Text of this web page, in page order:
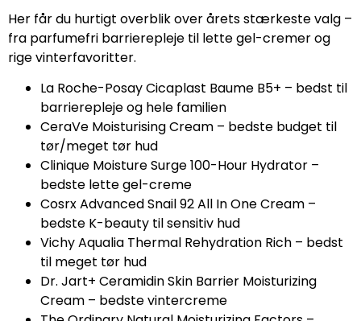
Her får du hurtigt overblik over årets stærkeste valg –
fra parfumefri barrierepleje til lette gel-cremer og
rige vinterfavoritter.
La Roche-Posay Cicaplast Baume B5+ – bedst til
barrierepleje og hele familien
CeraVe Moisturising Cream – bedste budget til
tør/meget tør hud
Clinique Moisture Surge 100-Hour Hydrator –
bedste lette gel-creme
Cosrx Advanced Snail 92 All In One Cream –
bedste K-beauty til sensitiv hud
Vichy Aqualia Thermal Rehydration Rich – bedst
til meget tør hud
Dr. Jart+ Ceramidin Skin Barrier Moisturizing
Cream – bedste vintercreme